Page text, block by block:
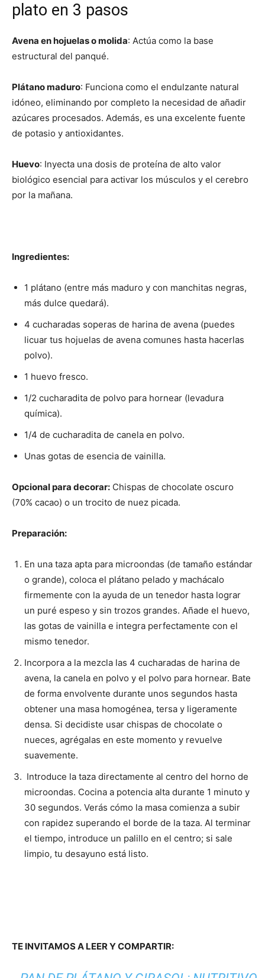
plato en 3 pasos
Avena en hojuelas o molida: Actúa como la base
estructural del panqué.
Plátano maduro: Funciona como el endulzante natural
idóneo, eliminando por completo la necesidad de añadir
azúcares procesados. Además, es una excelente fuente
de potasio y antioxidantes.
Huevo: Inyecta una dosis de proteína de alto valor
biológico esencial para activar los músculos y el cerebro
por la mañana.
Ingredientes:
1 plátano (entre más maduro y con manchitas negras,
más dulce quedará).
4 cucharadas soperas de harina de avena (puedes
licuar tus hojuelas de avena comunes hasta hacerlas
polvo).
1 huevo fresco.
1/2 cucharadita de polvo para hornear (levadura
química).
1/4 de cucharadita de canela en polvo.
Unas gotas de esencia de vainilla.
Opcional para decorar: Chispas de chocolate oscuro
(70% cacao) o un trocito de nuez picada.
Preparación:
En una taza apta para microondas (de tamaño estándar
o grande), coloca el plátano pelado y machácalo
firmemente con la ayuda de un tenedor hasta lograr
un puré espeso y sin trozos grandes. Añade el huevo,
las gotas de vainilla e integra perfectamente con el
mismo tenedor.
Incorpora a la mezcla las 4 cucharadas de harina de
avena, la canela en polvo y el polvo para hornear. Bate
de forma envolvente durante unos segundos hasta
obtener una masa homogénea, tersa y ligeramente
densa. Si decidiste usar chispas de chocolate o
nueces, agrégalas en este momento y revuelve
suavemente.
Introduce la taza directamente al centro del horno de
microondas. Cocina a potencia alta durante 1 minuto y
30 segundos. Verás cómo la masa comienza a subir
con rapidez superando el borde de la taza. Al terminar
el tiempo, introduce un palillo en el centro; si sale
limpio, tu desayuno está listo.
TE INVITAMOS A LEER Y COMPARTIR: